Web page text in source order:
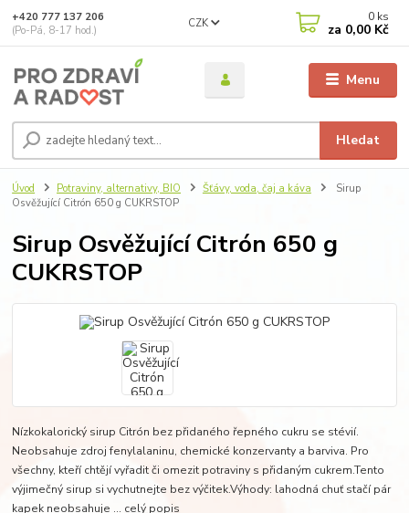
Menu
CZK
Hledat
+420 777 137 206
(Po-Pá, 8-17 hod.)
0 ks
za 0,00 Kč
Úvod Potraviny, alternativy, BIO Šťávy, voda, čaj a káva
Sirup
Osvěžující Citrón 650 g CUKRSTOP
Sirup Osvěžující Citrón 650 g
CUKRSTOP
Nízkokalorický sirup Citrón bez přidaného řepného cukru se stévií.
Neobsahuje zdroj fenylalaninu, chemické konzervanty a barviva. Pro
všechny, kteří chtějí vyřadit či omezit potraviny s přidaným cukrem.Tento
výjimečný sirup si vychutnejte bez výčitek.Výhody: lahodná chuť stačí pár
kapek neobsahuje ... celý popis